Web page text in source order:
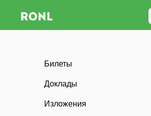
Билеты
Доклады
Изложения